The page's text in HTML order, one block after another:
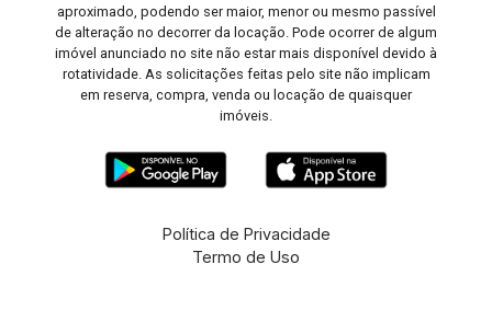
aproximado, podendo ser maior, menor ou mesmo passível
de alteração no decorrer da locação. Pode ocorrer de algum
imóvel anunciado no site não estar mais disponível devido à
rotatividade. As solicitações feitas pelo site não implicam
em reserva, compra, venda ou locação de quaisquer
imóveis.
Política de Privacidade
Termo de Uso